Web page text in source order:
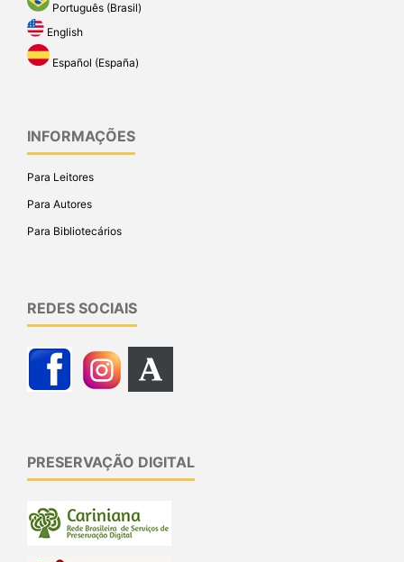
Português (Brasil)
English
Español (España)
INFORMAÇÕES
Para Leitores
Para Autores
Para Bibliotecários
REDES SOCIAIS
PRESERVAÇÃO DIGITAL